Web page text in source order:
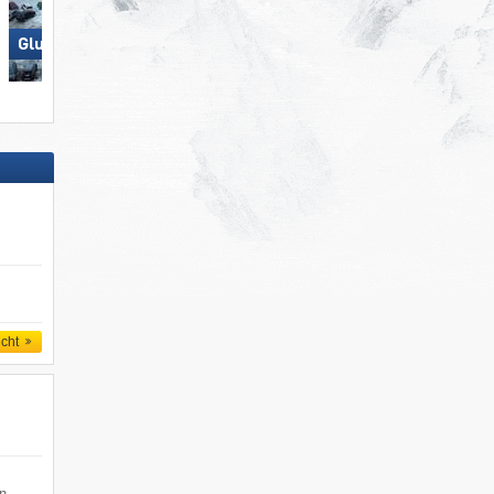
Glungezer – Tulfes
Nauders am Reschenpass –
Bergkastel